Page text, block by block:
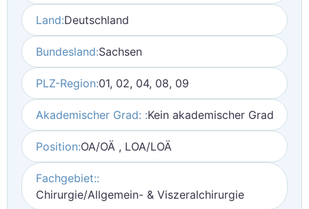
Land:Deutschland
Bundesland:Sachsen
PLZ-Region:01, 02, 04, 08, 09
Akademischer Grad: :Kein akademischer Grad
Position:OA/OÄ , LOA/LOÄ
Fachgebiet::
Chirurgie/Allgemein- & Viszeralchirurgie